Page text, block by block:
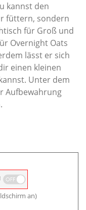
kannst den
füttern, sondern
für Groß und
Overnight Oats
lässt er sich
einen kleinen
Unter dem
Aufbewahrung
an)